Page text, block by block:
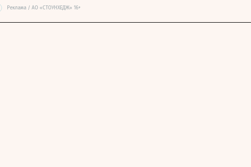
Реклама / АО «СТОУНХЕДЖ» 16+